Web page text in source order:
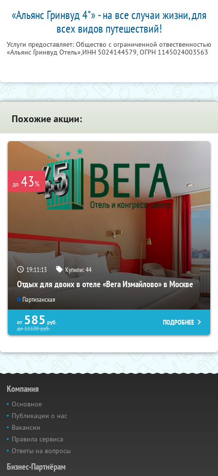
«Альянс Гринвуд 4*» - на все случаи жизни, для
всех видов путешествий!
Услуги предоставляет: Общество с ограниченной отвественностью
«Альянс Гринвуд Отель»,ИНН 5024144579, ОГРН 1145024003563
Похожие акции:
до 43%
19:11:12 Купили:44
Отдых для двоих в отеле «Вега Измайлово» в Москве
Партизанская
от 585 руб.
до11100руб.
ПОДРОБНЕЕ
Компания
Основное
Публикации о нас
Вакансии
Правила сервиса
Ответы на вопросы
Бизнес-Партнёрам